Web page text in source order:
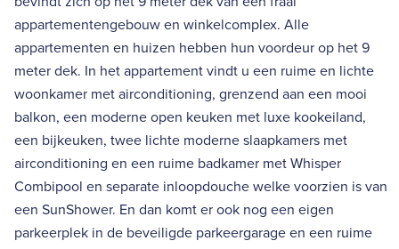
appartementengebouw en winkelcomplex. Alle
appartementen en huizen hebben hun voordeur op het 9
meter dek. In het appartement vindt u een ruime en lichte
woonkamer met airconditioning, grenzend aan een mooi
balkon, een moderne open keuken met luxe kookeiland,
een bijkeuken, twee lichte moderne slaapkamers met
airconditioning en een ruime badkamer met Whisper
Combipool en separate inloopdouche welke voorzien is van
een SunShower. En dan komt er ook nog een eigen
parkeerplek in de beveiligde parkeergarage en een ruime